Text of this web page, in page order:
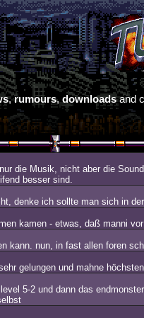
,rumours, downloadsand
die Musik, nicht aber die
besser sind.
denke ich sollte man sich in
kamen - etwas, daß manni
kann. nun, in fast allen foren
gelungen und mahne
5-2 und dann das